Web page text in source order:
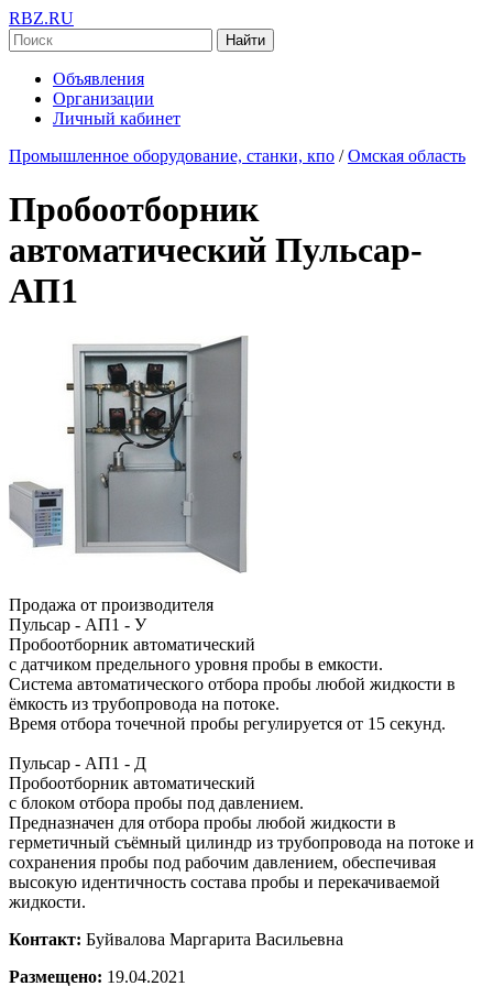
RBZ.RU
Найти
Объявления
Организации
Личный кабинет
Промышленное оборудование, станки, кпо / Омская область
Пробоотборник
автоматический Пульсар-
АП1
Продажа от производителя
Пульсар - АП1 - У
Пробоотборник автоматический
с датчиком предельного уровня пробы в емкости.
Система автоматического отбора пробы любой жидкости в
ёмкость из трубопровода на потоке.
Время отбора точечной пробы регулируется от 15 секунд.
Пульсар - АП1 - Д
Пробоотборник автоматический
с блоком отбора пробы под давлением.
Предназначен для отбора пробы любой жидкости в
герметичный съёмный цилиндр из трубопровода на потоке и
сохранения пробы под рабочим давлением, обеспечивая
высокую идентичность состава пробы и перекачиваемой
жидкости.
Контакт: Буйвалова Маргарита Васильевна
Размещено: 19.04.2021